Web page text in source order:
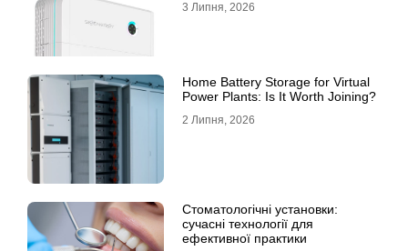
3 Липня, 2026
Home Battery Storage for Virtual
Power Plants: Is It Worth Joining?
2 Липня, 2026
Стоматологічні установки:
сучасні технології для
ефективної практики